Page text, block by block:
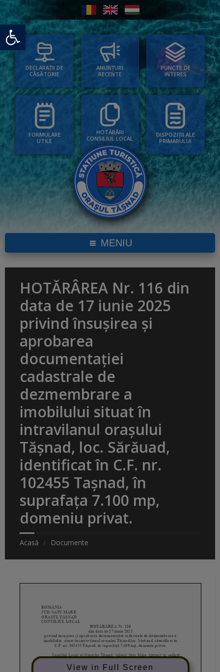
Deschide bara de unelte
DECLARAȚII DE
CĂSĂTORIE
ANUNȚURI
RECENTE
PUNCTE DE
INTERES
FORMULARE
UTILE
HOTĂRÂRI
CONSILIUL LOCAL
DISPOZIȚII ALE
PRIMARULUI
MENIU
HOTĂRÂREA Nr. 116 din
data de 17 iunie 2025
privind însușirea și
aprobarea
documentației
cadastrale de
dezmembrare a
imobilului situat în
intravilanul orașului
Tășnad, loc. Sărăuad,
identificat în C.F. nr.
102455 Tașnad, în
suprafața 7.100 mp,
domeniu privat.
Acasă Documente
View in Full Screen